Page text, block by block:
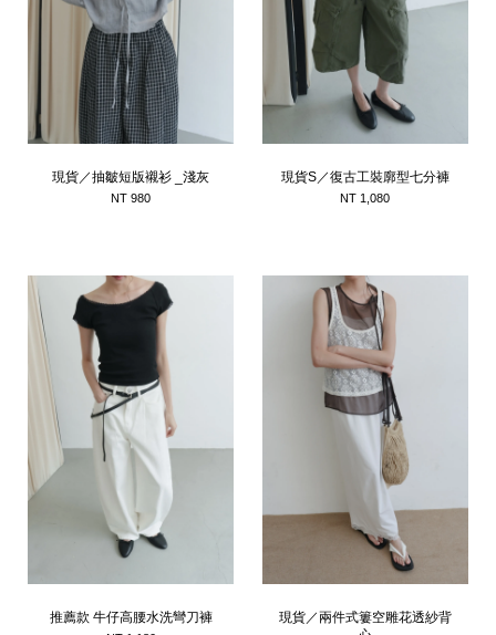
現貨／抽皺短版襯衫 _淺灰
NT 980
現貨S／復古工裝廓型七分褲
NT 1,080
推薦款 牛仔高腰水洗彎刀褲
現貨／兩件式簍空雕花透紗背